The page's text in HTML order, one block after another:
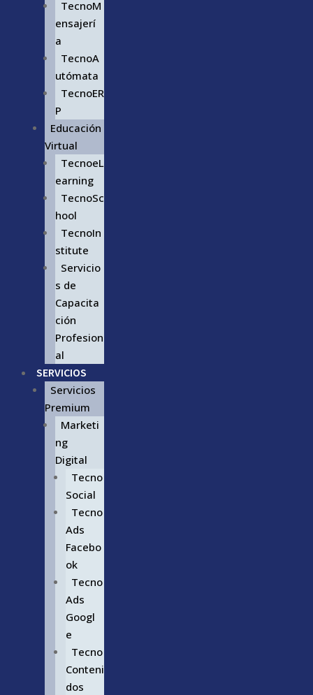
TecnoM
ensajerí
a
TecnoA
utómata
TecnoER
P
Educación
Virtual
TecnoeL
earning
TecnoSc
hool
TecnoIn
stitute
Servicio
s de
Capacita
ción
Profesion
al
SERVICIOS
Servicios
Premium
Marketi
ng
Digital
Tecno
Social
Tecno
Ads
Facebo
ok
Tecno
Ads
Googl
e
Tecno
Conteni
dos